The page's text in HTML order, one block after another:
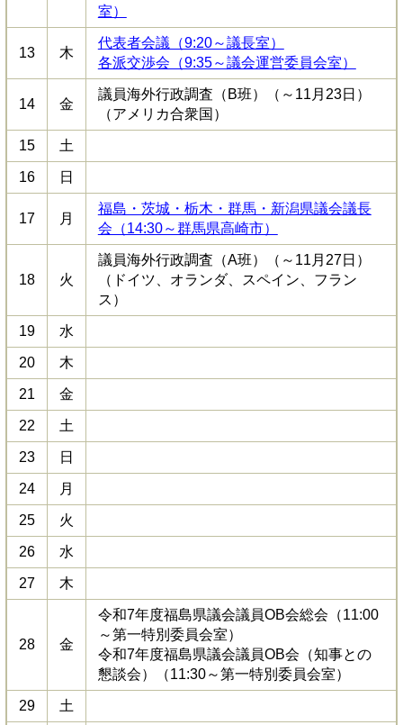
室）
13 木
代表者会議（9:20～議長室）
各派交渉会（9:35～議会運営委員会室）
14 金
議員海外行政調査（B班）（～11月23日）
（アメリカ合衆国）
15 土
16 日
17 月
福島・茨城・栃木・群馬・新潟県議会議長
会（14:30～群馬県高崎市）
18 火
議員海外行政調査（A班）（～11月27日）
（ドイツ、オランダ、スペイン、フラン
ス）
19 水
20 木
21 金
22 土
23 日
24 月
25 火
26 水
27 木
28 金
令和7年度福島県議会議員OB会総会（11:00
～第一特別委員会室）
令和7年度福島県議会議員OB会（知事との
懇談会）（11:30～第一特別委員会室）
29 土